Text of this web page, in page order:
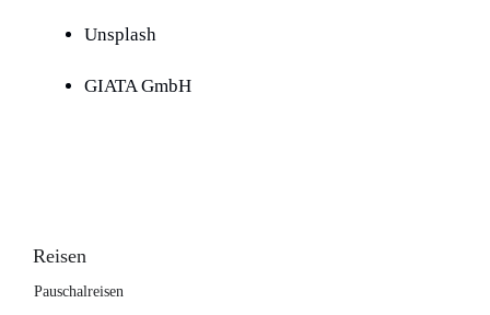
Unsplash
GIATA GmbH
Reisen
Pauschalreisen